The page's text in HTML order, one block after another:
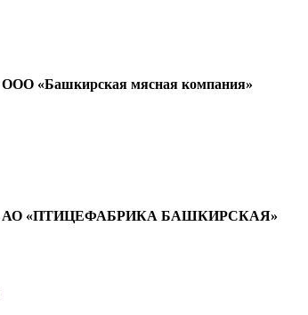
ООО «Башкирская мясная компания»
АО «ПТИЦЕФАБРИКА БАШКИРСКАЯ»